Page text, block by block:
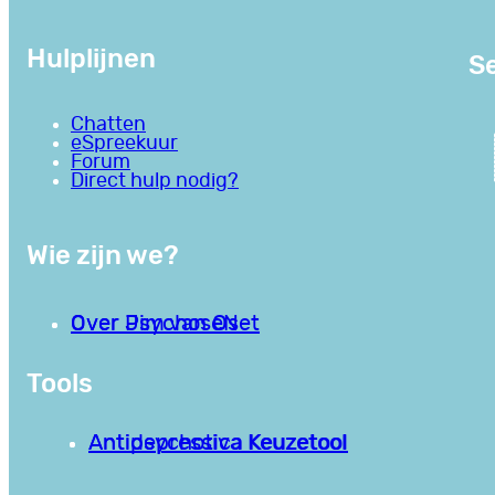
Hulplijnen
Chatten
eSpreekuur
Forum
Direct hulp nodig?
Wie zijn we?
Over PsychoseNet
Over Jim van Os
Tools
Antipsychotica Keuzetool
Antidepressiva Keuzetool